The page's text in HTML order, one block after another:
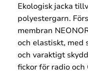
Ekologisk jacka
polyestergarn.
membran
och elastiskt, med
och varaktigt
fickor för radio och